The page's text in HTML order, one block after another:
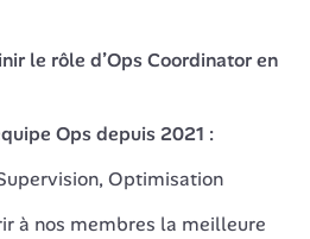
le rôle d’Ops Coordinator en
Ops depuis 2021 :
Optimisation
à nos membres la meilleure